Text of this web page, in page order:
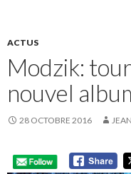
ACTUS
Modzik:
nouvel
28 OCTOBRE 2016